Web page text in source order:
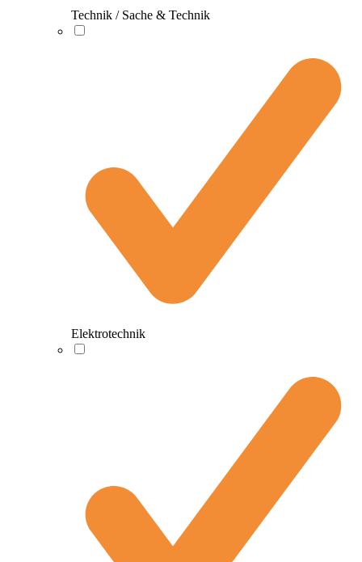
Technik / Sache & Technik
Elektrotechnik